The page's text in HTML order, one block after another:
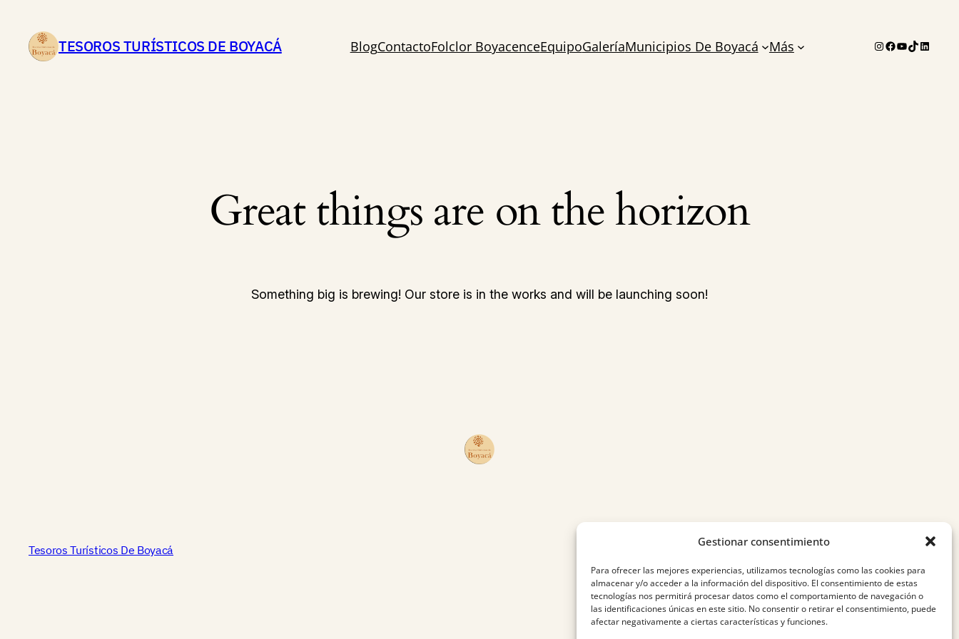
Gestionar consentimiento
Para ofrecer las mejores experiencias, utilizamos tecnologías como las cookies para
almacenar y/o acceder a la información del dispositivo. El consentimiento de estas
tecnologías nos permitirá procesar datos como el comportamiento de navegación o
las identificaciones únicas en este sitio. No consentir o retirar el consentimiento, puede
afectar negativamente a ciertas características y funciones.
TESOROS TURÍSTICOS DE BOYACÁ BlogContactoFolclor BoyacenceEquipoGaleríaMunicipios De Boyacá Más Instagram
Facebook
YouTube
TikTok
Great things are on the horizon
Something big is brewing! Our store is in the works and will be launching soon!
Tesoros Turísticos De Boyacá Instagram
Facebook